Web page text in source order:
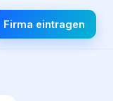
Firma eintragen